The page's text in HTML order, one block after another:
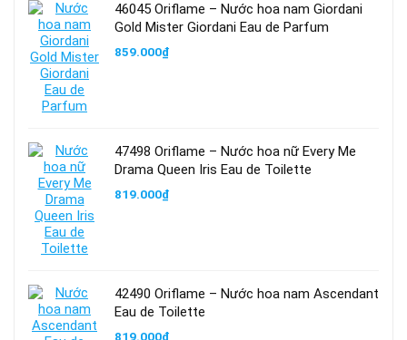
46045 Oriflame – Nước hoa nam Giordani
Gold Mister Giordani Eau de Parfum
859.000₫
47498 Oriflame – Nước hoa nữ Every Me
Drama Queen Iris Eau de Toilette
819.000₫
42490 Oriflame – Nước hoa nam Ascendant
Eau de Toilette
819.000₫